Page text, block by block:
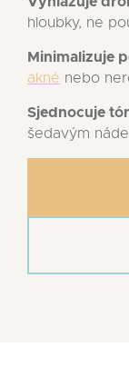
hloubky, ne
Minimalizuje
akné nebo
Sjednocuje
šedavým